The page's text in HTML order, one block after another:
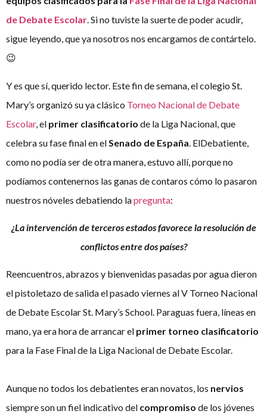
de Debate Escolar. Si no tuviste la suerte de poder acudir,
sigue leyendo, que ya nosotros nos encargamos de contártelo.
😉
Y es que sí, querido lector. Este fin de semana, el colegio St.
Mary’s organizó su ya clásico Torneo Nacional de Debate
Escolar, el primer clasificatorio de la Liga Nacional, que
celebra su fase final en el Senado de España . ElDebatiente,
como no podía ser de otra manera, estuvo allí, porque no
podíamos contenernos las ganas de contaros cómo lo pasaron
nuestros nóveles debatiendo lapregunta:
¿La intervención de terceros estados favorece la resolución de
conflictos entre dos países?
Reencuentros, abrazos y bienvenidas pasadas por agua dieron
el pistoletazo de salida el pasado viernes al V Torneo Nacional
de Debate Escolar St. Mary’s School. Paraguas fuera, líneas en
mano, ya era hora de arrancar el primer torneo clasificatorio
para la Fase Final de la Liga Nacional de Debate Escolar.
Aunque no todos los debatientes eran novatos, los nervios
siempre son un fiel indicativo del compromiso de los jóvenes